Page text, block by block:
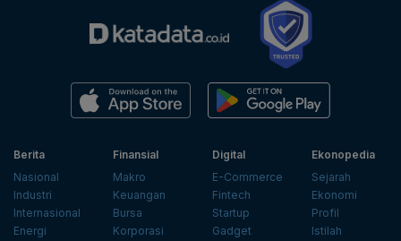
Berita
Nasional
Industri
Internasional
Energi
Finansial
Makro
Keuangan
Bursa
Korporasi
Digital
E-Commerce
Fintech
Startup
Gadget
Ekonopedia
Sejarah
Ekonomi
Profil
Istilah